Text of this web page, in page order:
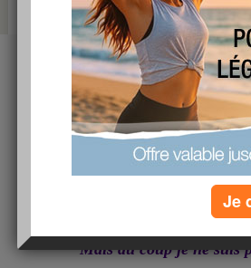
Ce matin , ce sera un
flemmardé au lit ... une fois
Mais du coup je ne suis
Je